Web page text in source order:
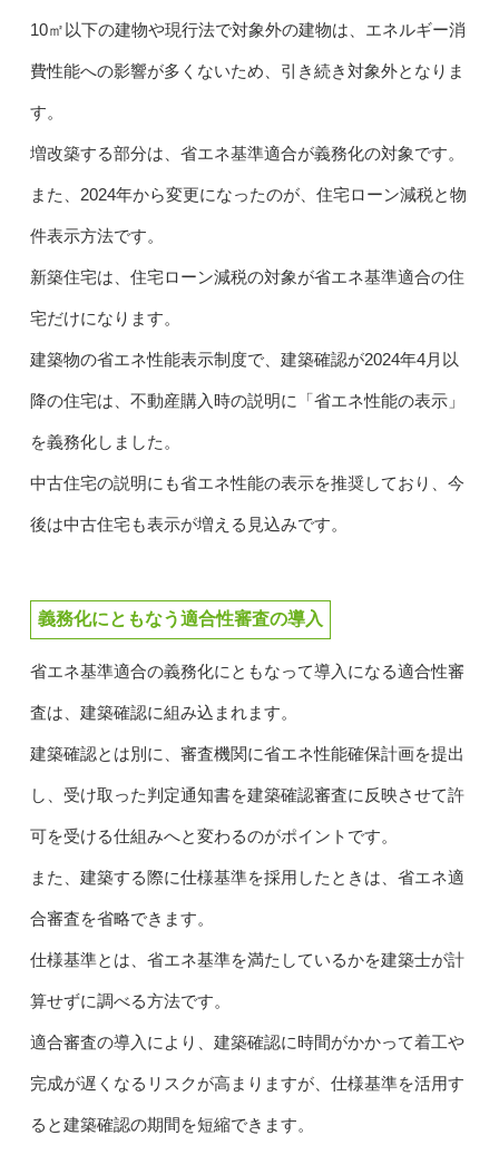
10㎡以下の建物や現行法で対象外の建物は、エネルギー消
費性能への影響が多くないため、引き続き対象外となりま
す。
増改築する部分は、省エネ基準適合が義務化の対象です。
また、2024年から変更になったのが、住宅ローン減税と物
件表示方法です。
新築住宅は、住宅ローン減税の対象が省エネ基準適合の住
宅だけになります。
建築物の省エネ性能表示制度で、建築確認が2024年4月以
降の住宅は、不動産購入時の説明に「省エネ性能の表示」
を義務化しました。
中古住宅の説明にも省エネ性能の表示を推奨しており、今
後は中古住宅も表示が増える見込みです。
義務化にともなう適合性審査の導入
省エネ基準適合の義務化にともなって導入になる適合性審
査は、建築確認に組み込まれます。
建築確認とは別に、審査機関に省エネ性能確保計画を提出
し、受け取った判定通知書を建築確認審査に反映させて許
可を受ける仕組みへと変わるのがポイントです。
また、建築する際に仕様基準を採用したときは、省エネ適
合審査を省略できます。
仕様基準とは、省エネ基準を満たしているかを建築士が計
算せずに調べる方法です。
適合審査の導入により、建築確認に時間がかかって着工や
完成が遅くなるリスクが高まりますが、仕様基準を活用す
ると建築確認の期間を短縮できます。